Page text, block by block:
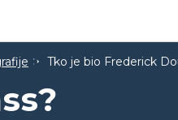
Tko je bio Frederick